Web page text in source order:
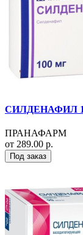
СИЛДЕНАФИЛ
ПРАНАФАРМ
от 289.00 р.
Под заказ